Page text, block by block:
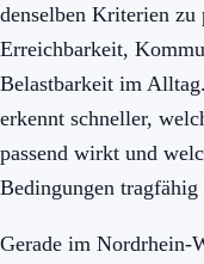
denselben Kriterien zu
Erreichbarkeit,
Belastbarkeit im
erkennt schneller,
passend wirkt und
Bedingungen
Gerade im Nordrhein-